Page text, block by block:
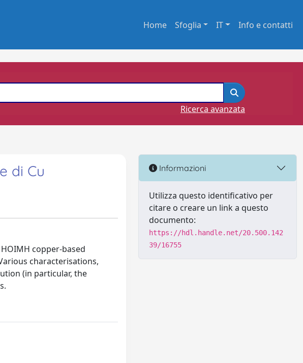
Home Sfoglia IT Info e contatti
Ricerca avanzata
di Cu
copper-based
characterisations,
(in particular, the
Informazioni
Utilizza questo identificativo per
citare o creare un link a questo
documento:
https://hdl.handle.net/20.500.142
39/16755